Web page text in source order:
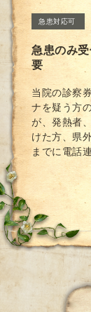
急患対応可
急患のみ
要
当院の診察
ナを疑う方
が、発熱者
けた方、県
までに電話